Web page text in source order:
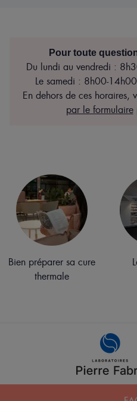
Pour toute
Du lundi au vendredi :
Le samedi : 8h00-
En dehors de ces horaires,
par le formulaire
Bien préparer sa cure
thermale